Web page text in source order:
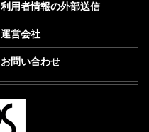
利用者情報の外部送信
運営会社
お問い合わせ